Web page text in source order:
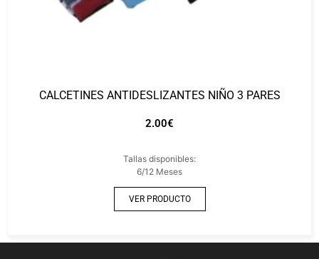
CALCETINES ANTIDESLIZANTES NIÑO 3 PARES
2.00€
Tallas disponibles:
6/12 Meses
VER PRODUCTO